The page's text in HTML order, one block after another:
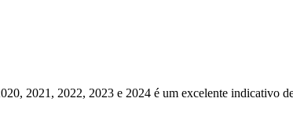
2021, 2022, 2023 e 2024 é um excelente indicativo